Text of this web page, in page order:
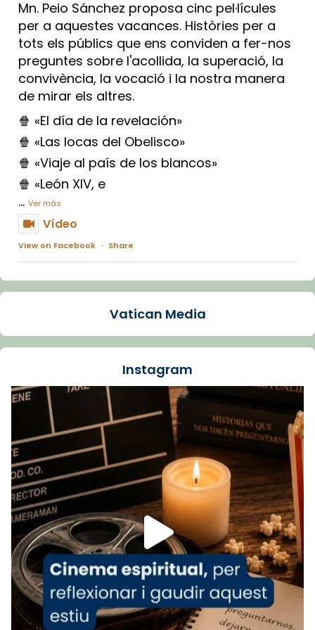
Mn. Peio Sánchez proposa cinc pel·lícules
per a aquestes vacances. Històries per a
tots els públics que ens conviden a fer-nos
preguntes sobre l'acollida, la superació, la
convivència, la vocació i la nostra manera
de mirar els altres.
🍿 «El día de la revelación»
🍿 «Las locas del Obelisco»
🍿 «Viaje al país de los blancos»
🍿 «León XIV, e
... Ver más
Vídeo
View on Facebook · Share
Arquebisbat de Barcelona
La Carmina va patir depressió. Fa gairebé
dos mesos, a l'Estadi Lluís Companys, la
Recupera l'entrevista comp
Vatican
tican News 👇
www.vaticannews.va/es/iglesia/news/2026-
07/carmina-historia-depresion-papa-viaje-
espana-testimoni...
Foto
View on Facebook · Share
Arquebisbat de Barcelona
1 week ago
«Avui les santes Juliana i Semproniana ens
ajuden a alçar la mirada»
Vatican Media
Instagram